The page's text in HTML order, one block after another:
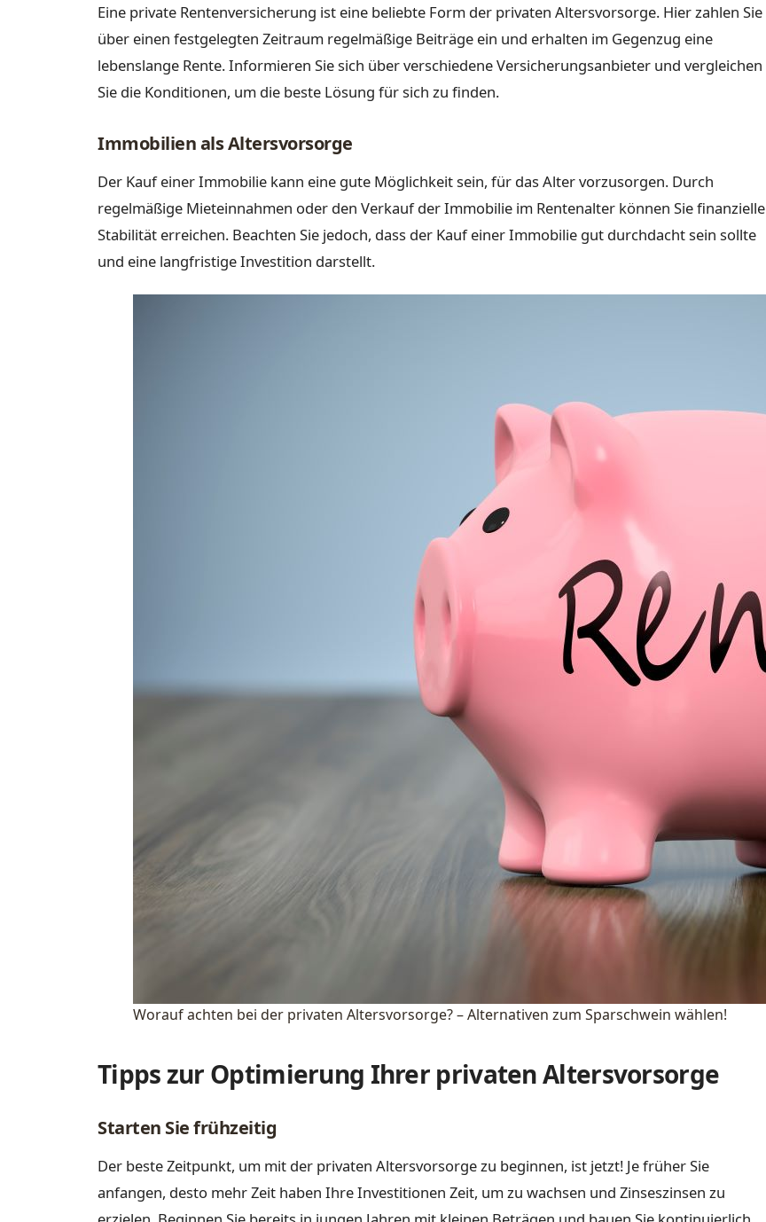
Eine private Rentenversicherung ist eine beliebte Form der privaten Altersvorsorge. Hier zahlen Sie
über einen festgelegten Zeitraum regelmäßige Beiträge ein und erhalten im Gegenzug eine
lebenslange Rente. Informieren Sie sich über verschiedene Versicherungsanbieter und vergleichen
Sie die Konditionen, um die beste Lösung für sich zu finden.
Immobilien als Altersvorsorge
Der Kauf einer Immobilie kann eine gute Möglichkeit sein, für das Alter vorzusorgen. Durch
regelmäßige Mieteinnahmen oder den Verkauf der Immobilie im Rentenalter können Sie finanzielle
Stabilität erreichen. Beachten Sie jedoch, dass der Kauf einer Immobilie gut durchdacht sein sollte
und eine langfristige Investition darstellt.
Worauf achten bei der privaten Altersvorsorge? – Alternativen zum Sparschwein wählen!
Tipps zur Optimierung Ihrer privaten Altersvorsorge
Starten Sie frühzeitig
Der beste Zeitpunkt, um mit der privaten Altersvorsorge zu beginnen, ist jetzt! Je früher Sie
anfangen, desto mehr Zeit haben Ihre Investitionen Zeit, um zu wachsen und Zinseszinsen zu